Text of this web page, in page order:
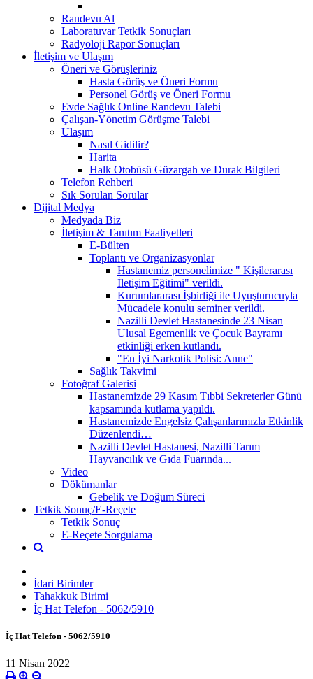
Randevu Al
Laboratuvar Tetkik Sonuçları
Radyoloji Rapor Sonuçları
İletişim ve Ulaşım
Öneri ve Görüşleriniz
Hasta Görüş ve Öneri Formu
Personel Görüş ve Öneri Formu
Evde Sağlık Online Randevu Talebi
Çalışan-Yönetim Görüşme Talebi
Ulaşım
Nasıl Gidilir?
Harita
Halk Otobüsü Güzargah ve Durak Bilgileri
Telefon Rehberi
Sık Sorulan Sorular
Dijital Medya
Medyada Biz
İletişim & Tanıtım Faaliyetleri
E-Bülten
Toplantı ve Organizasyonlar
Hastanemiz personelimize " Kişilerarası
İletişim Eğitimi" verildi.
Kurumlararası İşbirliği ile Uyuşturucuyla
Mücadele konulu seminer verildi.
Nazilli Devlet Hastanesinde 23 Nisan
Ulusal Egemenlik ve Çocuk Bayramı
etkinliği erken kutlandı.
"En İyi Narkotik Polisi: Anne"
Sağlık Takvimi
Fotoğraf Galerisi
Hastanemizde 29 Kasım Tıbbi Sekreterler Günü
kapsamında kutlama yapıldı.
Hastanemizde Engelsiz Çalışanlarımızla Etkinlik
Düzenlendi…
Nazilli Devlet Hastanesi, Nazilli Tarım
Hayvancılık ve Gıda Fuarında...
Video
Dökümanlar
Gebelik ve Doğum Süreci
Tetkik Sonuç/E-Reçete
Tetkik Sonuç
E-Reçete Sorgulama
İdari Birimler
Tahakkuk Birimi
İç Hat Telefon - 5062/5910
İç Hat Telefon - 5062/5910
11 Nisan 2022